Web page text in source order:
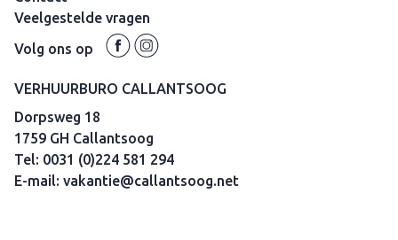
Veelgestelde vragen
Volg ons op
VERHUURBURO CALLANTSOOG
Dorpsweg 18
1759 GH Callantsoog
Tel: 0031 (0)224 581 294
E-mail: vakantie@callantsoog.net